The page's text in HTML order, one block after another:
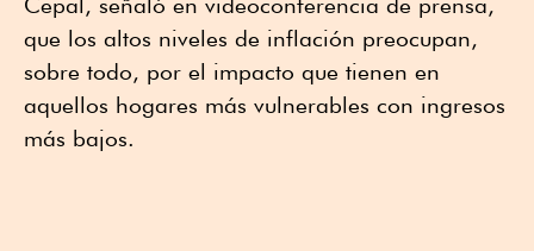
que los altos niveles de inflación preocupan,
sobre todo, por el impacto que tienen en
aquellos hogares más vulnerables con ingresos
más bajos.